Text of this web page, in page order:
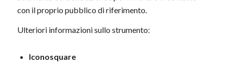
con il proprio pubblico di riferimento.
Ulteriori informazioni sullo strumento:
Iconosquare